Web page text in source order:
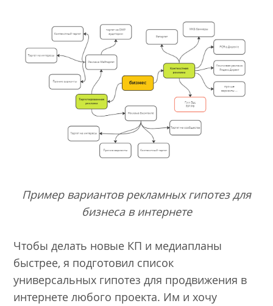
Пример вариантов рекламных гипотез для
бизнеса в интернете
Чтобы делать новые КП и медиапланы
быстрее, я подготовил список
универсальных гипотез для продвижения в
интернете любого проекта. Им и хочу